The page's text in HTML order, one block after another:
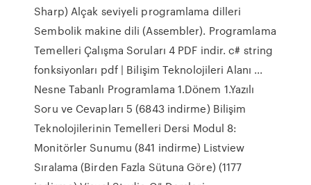
Sharp) Alçak seviyeli programlama dilleri
Sembolik makine dili (Assembler). Programlama
Temelleri Çalışma Soruları 4 PDF indir. c# string
fonksiyonları pdf | Bilişim Teknolojileri Alanı ...
Nesne Tabanlı Programlama 1.Dönem 1.Yazılı
Soru ve Cevapları 5 (6843 indirme) Bilişim
Teknolojilerinin Temelleri Dersi Modul 8:
Monitörler Sunumu (841 indirme) Listview
Sıralama (Birden Fazla Sütuna Göre) (1177